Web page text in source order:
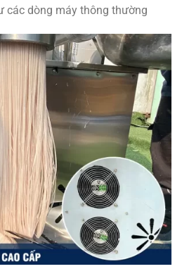
các dòng máy thông thường